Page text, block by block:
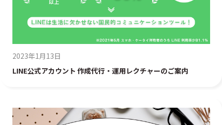
2023年1月13日
LINE公式アカウント 作成代行・運用レクチャーのご案内